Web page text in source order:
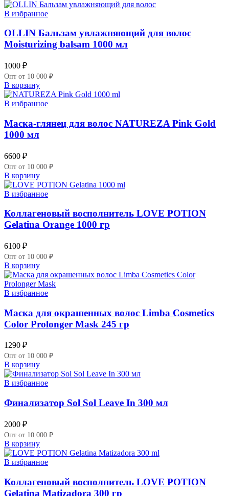
В избранное
OLLIN Бальзам увлажняющий для волос
Moisturizing balsam 1000 мл
1000 ₽
Опт от 10 000 ₽
В корзину
В избранное
Маска-глянец для волос NATUREZA Pink Gold
1000 мл
6600 ₽
Опт от 10 000 ₽
В корзину
В избранное
Коллагеновый восполнитель LOVE POTION
Gelatina Orange 1000 гр
6100 ₽
Опт от 10 000 ₽
В корзину
В избранное
Маска для окрашенных волос Limba Cosmetics
Color Prolonger Mask 245 гр
1290 ₽
Опт от 10 000 ₽
В корзину
В избранное
Финализатор Sol Sol Leave In 300 мл
2000 ₽
Опт от 10 000 ₽
В корзину
В избранное
Коллагеновый восполнитель LOVE POTION
Gelatina Matizadora 300 гр